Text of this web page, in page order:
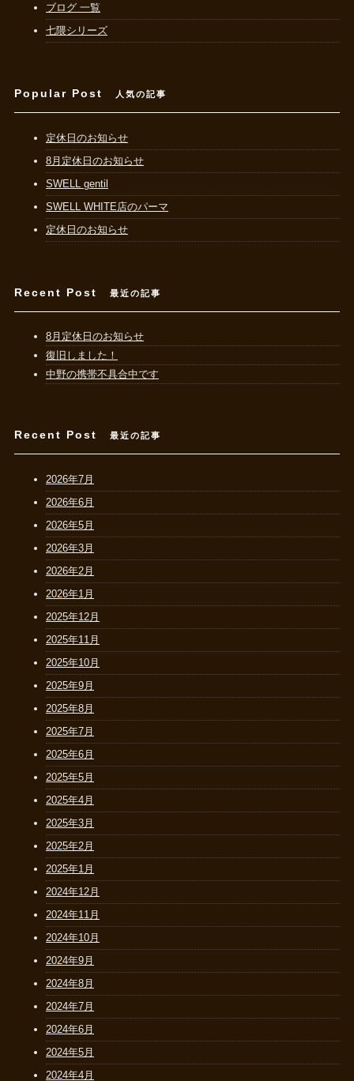
ブログ 一覧
七隈シリーズ
Popular Post 人気の記事
定休日のお知らせ
8月定休日のお知らせ
SWELL gentil
SWELL WHITE店のパーマ
定休日のお知らせ
Recent Post 最近の記事
8月定休日のお知らせ
復旧しました！
中野の携帯不具合中です
Recent Post 最近の記事
2026年7月
2026年6月
2026年5月
2026年3月
2026年2月
2026年1月
2025年12月
2025年11月
2025年10月
2025年9月
2025年8月
2025年7月
2025年6月
2025年5月
2025年4月
2025年3月
2025年2月
2025年1月
2024年12月
2024年11月
2024年10月
2024年9月
2024年8月
2024年7月
2024年6月
2024年5月
2024年4月